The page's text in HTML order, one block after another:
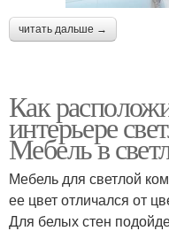
читать дальше →
Как
интерьере
Мебель в
Мебель для светлой
ее цвет отличался от
Для белых стен